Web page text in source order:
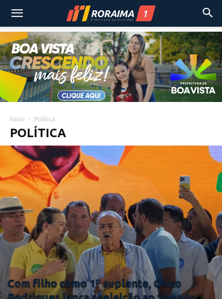
Início Política
POLÍTICA
Com filho como 1º suplente, Chico